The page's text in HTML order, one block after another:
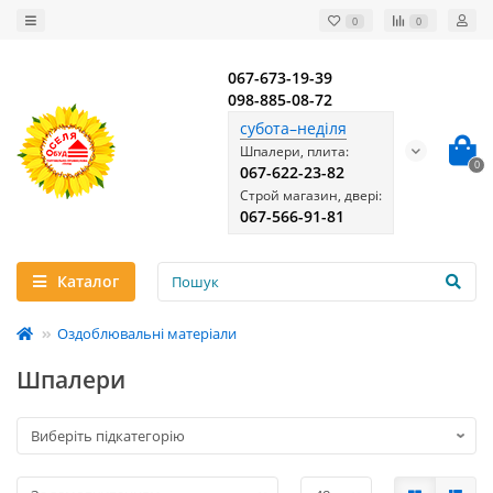
0 0
067-673-19-39
098-885-08-72
субота–неділя
Шпалери, плита:
067-622-23-82
Строй магазин, двері:
067-566-91-81
0
Каталог
Оздоблювальні матеріали
Шпалери